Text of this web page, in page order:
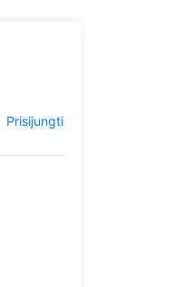
Prisijungti